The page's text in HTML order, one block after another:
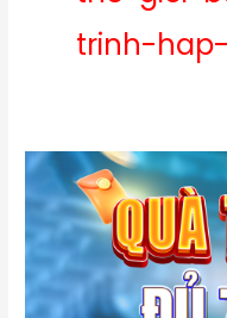
trinh-